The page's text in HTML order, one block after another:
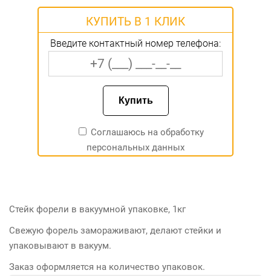
КУПИТЬ В 1 КЛИК
Введите контактный номер телефона:
Соглашаюсь на обработку
персональных данных
Стейк форели в вакуумной упаковке, 1кг
Свежую форель замораживают, делают стейки и
упаковывают в вакуум.
Заказ оформляется на количество упаковок.